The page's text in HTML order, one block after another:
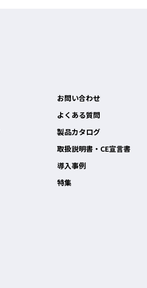
お問い合わせ
よくある質問
製品カタログ
取扱説明書・CE宣言書
導入事例
特集